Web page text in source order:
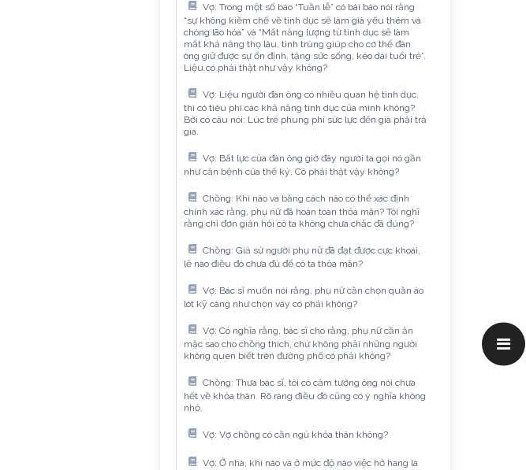
Vợ: Trong một số báo “Tuần lễ” có bài báo nói rằng
“sự không kiềm chế về tình dục sẽ làm già yếu thêm và
chóng lão hóa” và “Mất năng lượng từ tình dục sẽ làm
mất khả năng thọ lâu, tinh trùng giúp cho cơ thể đàn
ông giữ được sự ổn định, tăng sức sống, kéo dài tuổi trẻ”.
Liệu có phải thật như vậy không?
Vợ: Liệu người đàn ông có nhiều quan hệ tình dục,
thì có tiêu phí các khả năng tình dục của mình không?
Bởi có câu nói: Lúc trẻ phung phí sức lực đến già phải trả
giá.
Vợ: Bất lực của đàn ông giờ đây người ta gọi nó gần
như căn bệnh của thế kỷ. Có phải thật vậy không?
Chồng: Khi nào và bằng cách nào có thể xác định
chính xác rằng, phụ nữ đã hoàn toàn thỏa mãn? Tôi nghĩ
rằng chỉ đơn giản hỏi cô ta không chưa chắc đã đúng?
Chồng: Giả sử người phụ nữ đã đạt được cực khoái,
lẽ nào điều đó chưa đủ để cô ta thỏa mãn?
Vợ: Bác sĩ muốn nói rằng, phụ nữ cần chọn quần áo
lót kỹ càng như chọn váy có phải không?
Vợ: Có nghĩa rằng, bác sĩ cho rằng, phụ nữ cần ăn
mặc sao cho chồng thích, chứ không phải những người
không quen biết trên đường phố có phải không?
Chồng: Thưa bác sĩ, tôi có cảm tưởng ông nói chưa
hết về khỏa thân. Rõ ràng điều đó cũng có ý nghĩa không
nhỏ.
Vợ: Vợ chồng có cần ngủ khỏa thân không?
Vợ: Ở nhà, khi nào và ở mức độ nào việc hở hang là